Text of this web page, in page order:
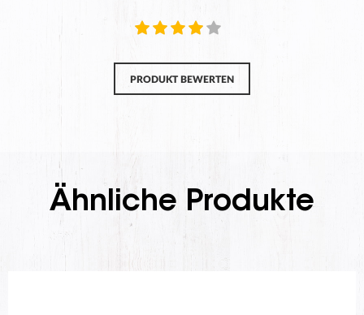
PRODUKT BEWERTEN
Ähnliche Produkte